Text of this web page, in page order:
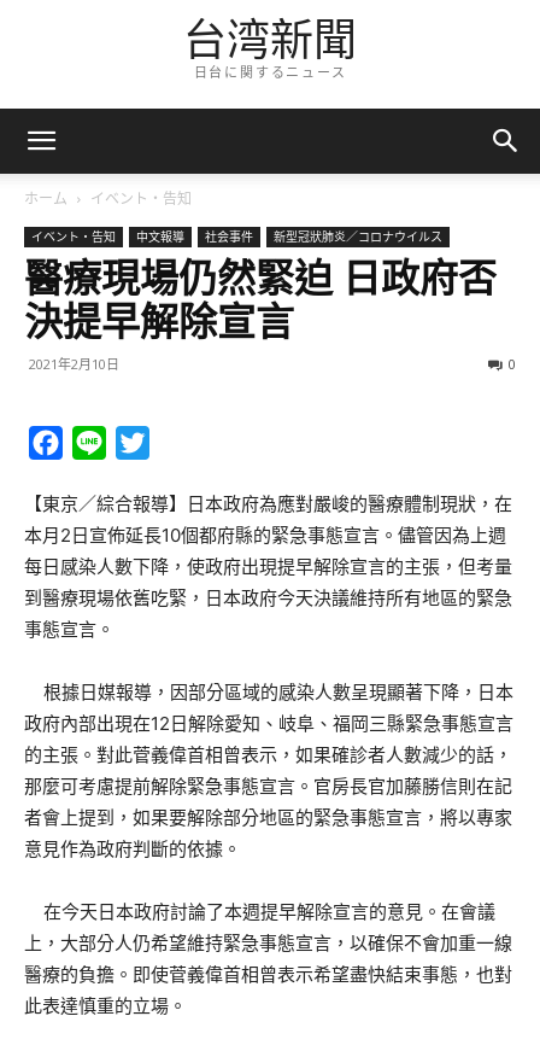
台湾新聞
日台に関するニュース
ホーム イベント・告知
イベント・告知 中文報導 社会事件 新型冠狀肺炎／コロナウイルス
醫療現場仍然緊迫 日政府否
決提早解除宣言
2021年2月10日 0
Facebook
Line
【東京／綜合報導】日本政府為應對嚴峻的醫療體制現狀，在
本月2日宣佈延長10個都府縣的緊急事態宣言。儘管因為上週
每日感染人數下降，使政府出現提早解除宣言的主張，但考量
到醫療現場依舊吃緊，日本政府今天決議維持所有地區的緊急
事態宣言。
根據日媒報導，因部分區域的感染人數呈現顯著下降，日本
政府內部出現在12日解除愛知、岐阜、福岡三縣緊急事態宣言
的主張。對此菅義偉首相曾表示，如果確診者人數減少的話，
那麼可考慮提前解除緊急事態宣言。官房長官加藤勝信則在記
者會上提到，如果要解除部分地區的緊急事態宣言，將以專家
意見作為政府判斷的依據。
在今天日本政府討論了本週提早解除宣言的意見。在會議
上，大部分人仍希望維持緊急事態宣言，以確保不會加重一線
醫療的負擔。即使菅義偉首相曾表示希望盡快結束事態，也對
此表達慎重的立場。